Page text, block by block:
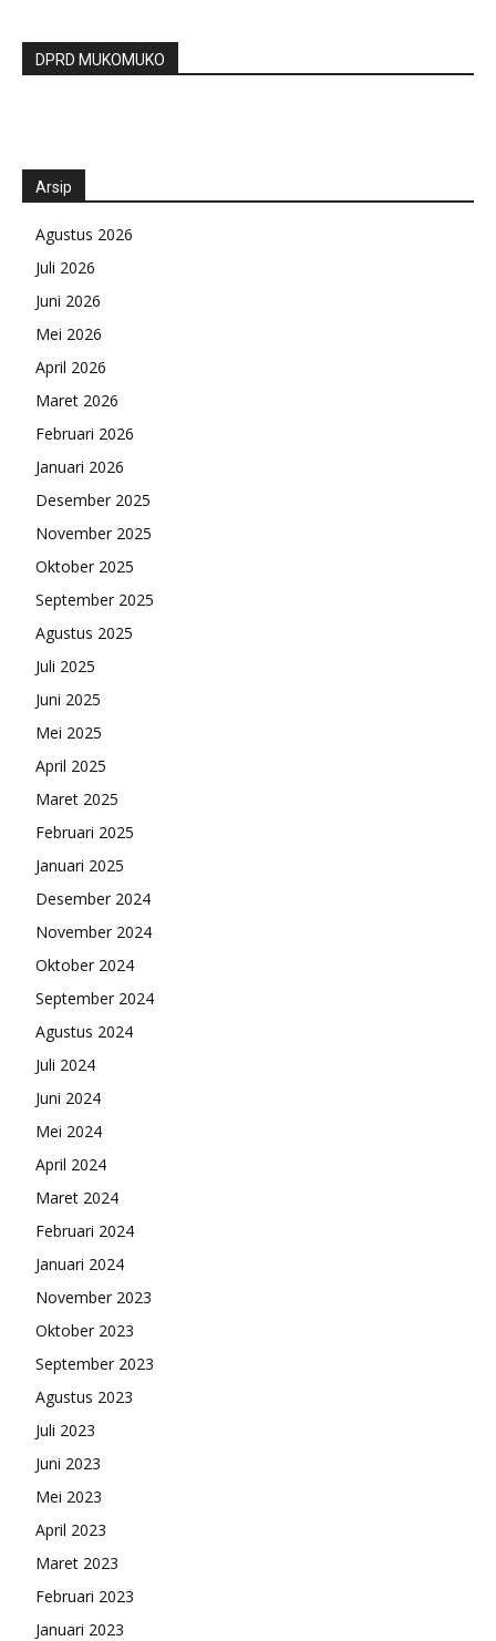
DPRD MUKOMUKO
Arsip
Agustus 2026
Juli 2026
Juni 2026
Mei 2026
April 2026
Maret 2026
Februari 2026
Januari 2026
Desember 2025
November 2025
Oktober 2025
September 2025
Agustus 2025
Juli 2025
Juni 2025
Mei 2025
April 2025
Maret 2025
Februari 2025
Januari 2025
Desember 2024
November 2024
Oktober 2024
September 2024
Agustus 2024
Juli 2024
Juni 2024
Mei 2024
April 2024
Maret 2024
Februari 2024
Januari 2024
November 2023
Oktober 2023
September 2023
Agustus 2023
Juli 2023
Juni 2023
Mei 2023
April 2023
Maret 2023
Februari 2023
Januari 2023